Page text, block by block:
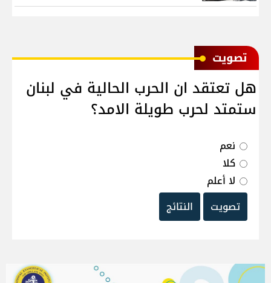
ﺗﺼﻮﻳﺖ
هل تعتقد ان الحرب الحالية في لبنان
ستمتد لحرب طويلة الامد؟
نعم
كلا
لا أعلم
تصويت
النتائج